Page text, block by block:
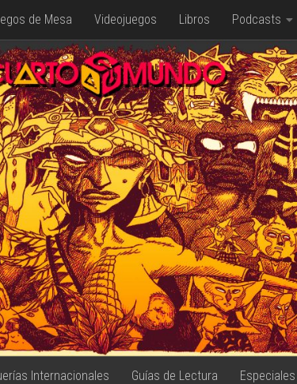
de Mesa Videojuegos Libros Podcasts
Internacionales Guías de Lectura Especiales